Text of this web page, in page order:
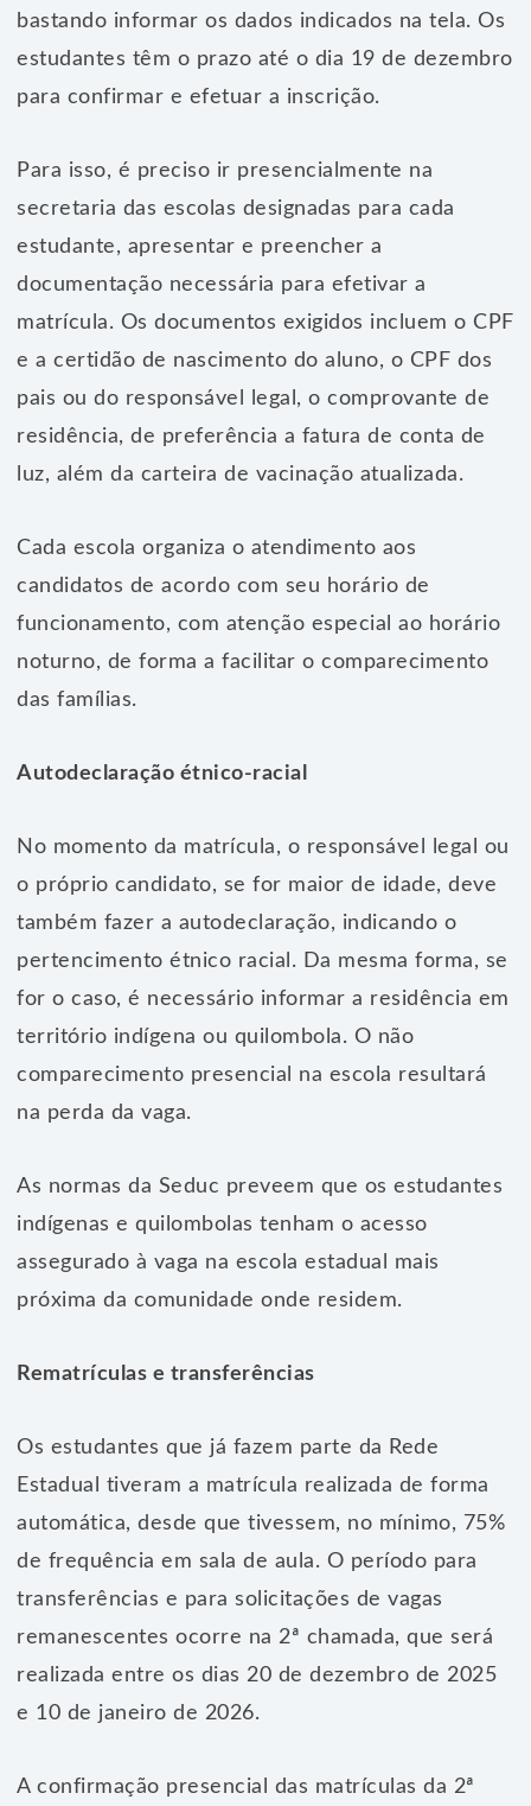
bastando informar os dados indicados na tela. Os
estudantes têm o prazo até o dia 19 de dezembro
para confirmar e efetuar a inscrição.
Para isso, é preciso ir presencialmente na
secretaria das escolas designadas para cada
estudante, apresentar e preencher a
documentação necessária para efetivar a
matrícula. Os documentos exigidos incluem o CPF
e a certidão de nascimento do aluno, o CPF dos
pais ou do responsável legal, o comprovante de
residência, de preferência a fatura de conta de
luz, além da carteira de vacinação atualizada.
Cada escola organiza o atendimento aos
candidatos de acordo com seu horário de
funcionamento, com atenção especial ao horário
noturno, de forma a facilitar o comparecimento
das famílias.
Autodeclaração étnico-racial
No momento da matrícula, o responsável legal ou
o próprio candidato, se for maior de idade, deve
também fazer a autodeclaração, indicando o
pertencimento étnico racial. Da mesma forma, se
for o caso, é necessário informar a residência em
território indígena ou quilombola. O não
comparecimento presencial na escola resultará
na perda da vaga.
As normas da Seduc preveem que os estudantes
indígenas e quilombolas tenham o acesso
assegurado à vaga na escola estadual mais
próxima da comunidade onde residem.
Rematrículas e transferências
Os estudantes que já fazem parte da Rede
Estadual tiveram a matrícula realizada de forma
automática, desde que tivessem, no mínimo, 75%
de frequência em sala de aula. O período para
transferências e para solicitações de vagas
remanescentes ocorre na 2ª chamada, que será
realizada entre os dias 20 de dezembro de 2025
e 10 de janeiro de 2026.
A confirmação presencial das matrículas da 2ª